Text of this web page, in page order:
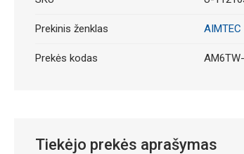
Prekinis ženklas AIMTEC
Prekės kodas
Tiekėjo prekės aprašymas